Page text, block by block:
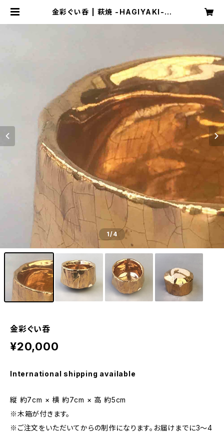
金彩ぐい呑 | 萩焼 -HAGIYAKI-｜
1/4
金彩ぐい呑
¥20,000
International shipping available
縦 約7cm × 横 約7cm × 高 約5cm
※木箱が付きます。
※ご注文をいただいてからの制作になります。お届けまでに3～4